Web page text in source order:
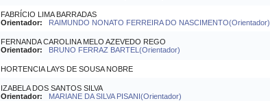
FABRÍCIO LIMA BARRADAS
Orientador:
RAIMUNDO NONATO FERREIRA DO NASCIMENTO(Orientador)
FERNANDA CAROLINA MELO AZEVEDO REGO
Orientador:
BRUNO FERRAZ BARTEL(Orientador)
HORTENCIA LAYS DE SOUSA NOBRE
IZABELA DOS SANTOS SILVA
Orientador:
MARIANE DA SILVA PISANI(Orientador)